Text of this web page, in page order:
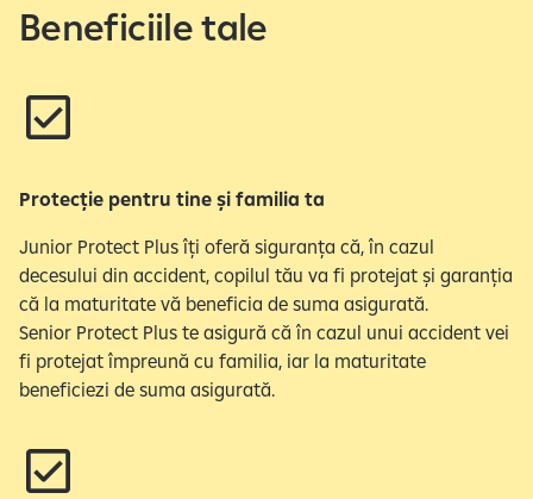
Beneficiile tale
Protecție pentru tine și familia ta
Junior Protect Plus îți oferă siguranța că, în cazul
decesului din accident, copilul tău va fi protejat și garanția
că la maturitate vă beneficia de suma asigurată.
Senior Protect Plus te asigură că în cazul unui accident vei
fi protejat împreună cu familia, iar la maturitate
beneficiezi de suma asigurată.